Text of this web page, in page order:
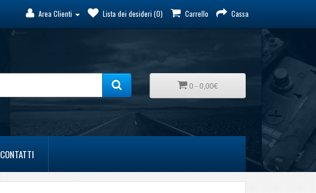
Area Clienti Lista dei desideri (0) Carrello Cassa
0 - 0,00€
CONTATTI